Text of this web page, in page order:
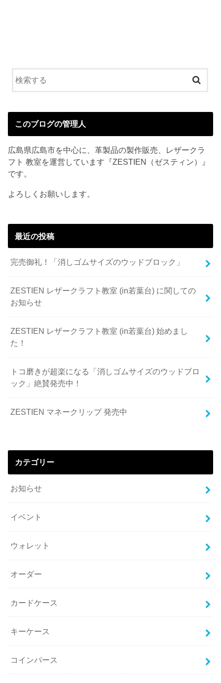
このブログの管理人
広島県広島市を中心に、革製品の製作販売、レザークラ
フト 教室を運営しています『ZESTIEN（ゼスティン）』
です。
よろしくお願いします。
最近の投稿
完売御礼！「消しゴムサイズのウッドブロック」
ZESTIEN レザークラフト教室 (in若葉台) に関しての
お知らせ
ZESTIEN レザークラフト教室 (in若葉台) 始めまし
た！
トコ磨きが超楽になる「消しゴムサイズのウッドブロ
ック」絶賛発売中！
ZESTIEN マネークリップ 発売中
カテゴリー
お知らせ
イベント
ウォレット
オーダー
カードケース
キーケース
コインパース